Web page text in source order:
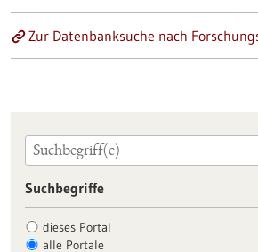
Zur Datenbanksuche nach
Suchbegriffe
dieses Portal
alle Portale